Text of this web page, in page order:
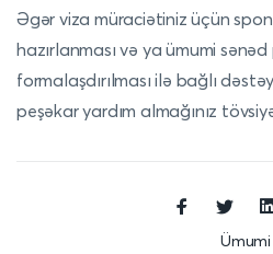
Əgər viza müraciətiniz üçün
hazırlanması və ya ümumi
formalaşdırılması ilə bağlı
peşəkar yardım almağınız
Ümumi